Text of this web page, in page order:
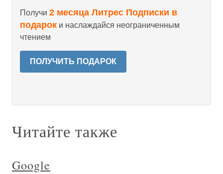
Получи 2 месяца Литрес Подписки в
подарок и наслаждайся неограниченным
чтением
ПОЛУЧИТЬ ПОДАРОК
Читайте также
Google